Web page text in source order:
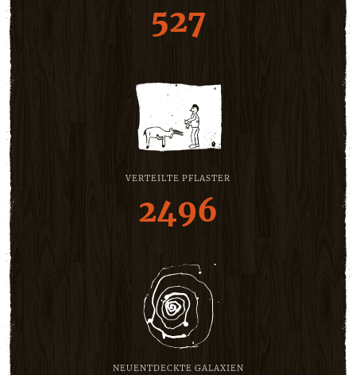
527
VERTEILTE PFLASTER
2496
NEUENTDECKTE GALAXIEN